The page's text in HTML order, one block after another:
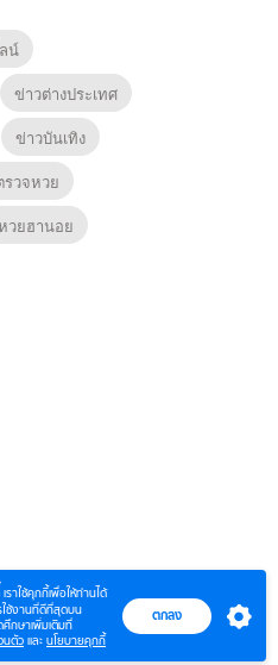
7 (Uncut Ver.) 8 (พาก
น์
ข่าวต่างประเทศ
ข่าวบันเทิง
รวจหวย
วยฮานอย
เราใช้คุกกี้เพื่อให้ท่านได้
ช้งานที่ดีที่สุดบน
ศึกษาเพิ่มเติมที่
นตัว และ นโยบายคุกกี้
ตกลง